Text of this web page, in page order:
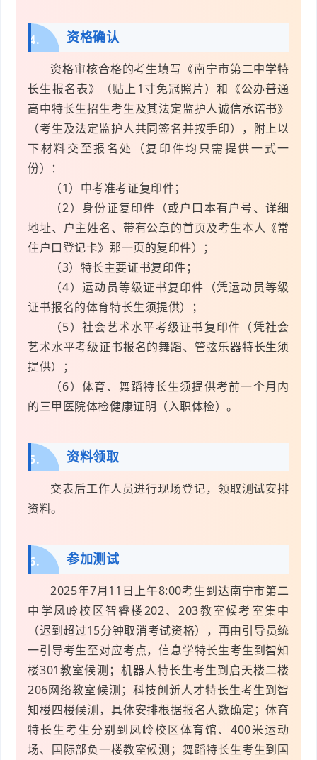
4. 资格确认
资格审核合格的考生填写《南宁市第二中学特
长生报名表》（贴上1寸免冠照片）和《公办普通
高中特长生招生考生及其法定监护人诚信承诺书》
（考生及法定监护人共同签名并按手印），附上以
下材料交至报名处（复印件均只需提供一式一
份）：
（1）中考准考证复印件；
（2）身份证复印件（或户口本有户号、详细
地址、户主姓名、带有公章的首页及考生本人《常
住户口登记卡》那一页的复印件）；
（3）特长主要证书复印件；
（4）运动员等级证书复印件（凭运动员等级
证书报名的体育特长生须提供）；
（5）社会艺术水平考级证书复印件（凭社会
艺术水平考级证书报名的舞蹈、管弦乐器特长生须
提供）；
（6）体育、舞蹈特长生须提供考前一个月内
的三甲医院体检健康证明（入职体检）。
5. 资料领取
交表后工作人员进行现场登记，领取测试安排
资料。
6. 参加测试
2025年7月11日上午8:00考生到达南宁市第二
中学凤岭校区智睿楼202、203教室候考室集中
（迟到超过15分钟取消考试资格），再由引导员统
一引导考生至对应考点，信息学特长生考生到智知
楼301教室候测；机器人特长生考生到启天楼二楼
206网络教室候测；科技创新人才特长生考生到智
知楼四楼候测，具体安排根据报名人数确定；体育
特长生考生分别到凤岭校区体育馆、400米运动
场、国际部负一楼教室候测；舞蹈特长生考生到国